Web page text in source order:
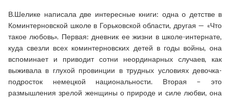
В.Шелике написала две интересные книги: одна о детстве в
Коминтерновской школе в Горьковской области, другая — «Что
такое любовь». Первая: дневник ее жизни в школе-интернате,
куда свезли всех коминтерновских детей в годы войны, она
вспоминает и приводит сотни неординарных случаев, как
выживала в глухой провинции в трудных условиях девочка-
подросток немецкой национальности. Вторая – это
размышления зрелой женщины о природе и силе любви, она